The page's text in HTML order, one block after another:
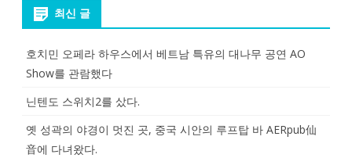
최신 글
호치민 오페라 하우스에서 베트남 특유의 대나무 공연 AO
Show를 관람했다
닌텐도 스위치2를 샀다.
옛 성곽의 야경이 멋진 곳, 중국 시안의 루프탑 바 AERpub仙
音에 다녀왔다.